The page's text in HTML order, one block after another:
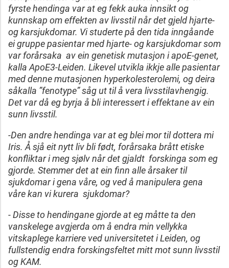
fyrste hendinga var at eg fekk auka innsikt og
kunnskap om effekten av livsstil når det gjeld hjarte-
og karsjukdomar. Vi studerte på den tida inngåande
ei gruppe pasientar med hjarte- og karsjukdomar som
var forårsaka av ein genetisk mutasjon i apoE-genet,
kalla ApoE3-Leiden. Likevel utvikla ikkje alle pasientar
med denne mutasjonen hyperkolesterolemi, og deira
såkalla ”fenotype” såg ut til å vera livsstilavhengig.
Det var då eg byrja å bli interessert i effektane av ein
sunn livsstil.
-Den andre hendinga var at eg blei mor til dottera mi
Iris. Å sjå eit nytt liv bli født, forårsaka brått etiske
konfliktar i meg sjølv når det gjaldt forskinga som eg
gjorde. Stemmer det at ein finn alle årsaker til
sjukdomar i gena våre, og ved å manipulera gena
våre kan vi kurera sjukdomar?
- Disse to hendingane gjorde at eg måtte ta den
vanskelege avgjerda om å endra min vellykka
vitskaplege karriere ved universitetet i Leiden, og
fullstendig endra forskingsfeltet mitt mot sunn livsstil
og KAM.